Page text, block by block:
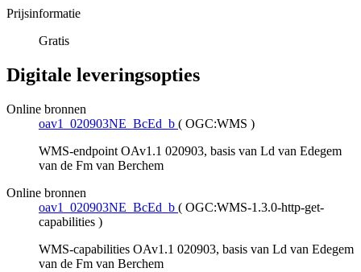
Prijsinformatie
Gratis
Digitale leveringsopties
Online bronnen
oav1_020903NE_BcEd_b ( OGC:WMS )
WMS-endpoint OAv1.1 020903, basis van Ld van Edegem
van de Fm van Berchem
Online bronnen
oav1_020903NE_BcEd_b ( OGC:WMS-1.3.0-http-get-
capabilities )
WMS-capabilities OAv1.1 020903, basis van Ld van Edegem
van de Fm van Berchem